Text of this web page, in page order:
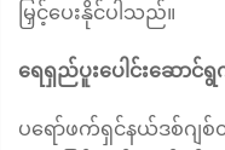
မြှင့်ပေးနိုင်ပါသည်။
ရေရှည်ပူးပေါင်းဆော
ပရော်ဖက်ရှင်နယ်ဒစ်ဂ